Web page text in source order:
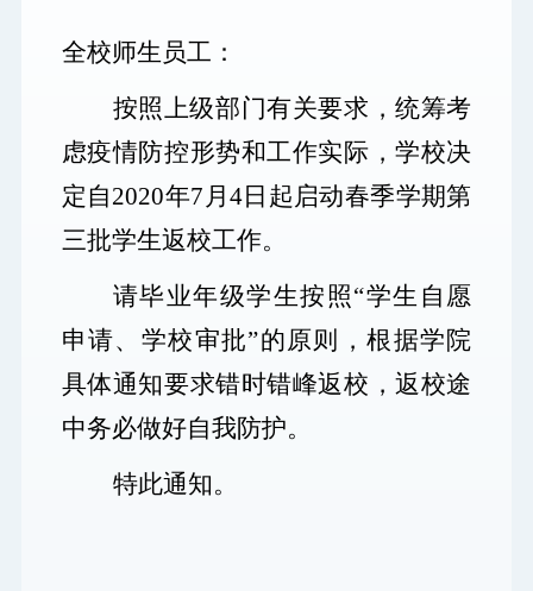
全校师生员工：
按照上级部门有关要求，统筹考
虑疫情防控形势和工作实际，学校决
定自2020年7 月 4日起启动春季学期第
三批学生返校工作。
请毕业年级学生按照“学生自愿
申请、学校审批”的原则，根据学院
具体通知要求错时错峰返校，返校途
中务必做好自我防护。
特此通知。